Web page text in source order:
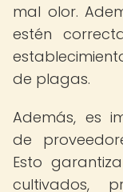
mal olor.
estén
de plagas.
Además, es
de
Esto
cultivados,